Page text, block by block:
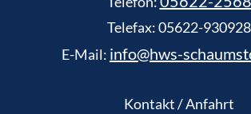
Telefax: 05622-930928
E-Mail: info@hws-
Kontakt / Anfahrt